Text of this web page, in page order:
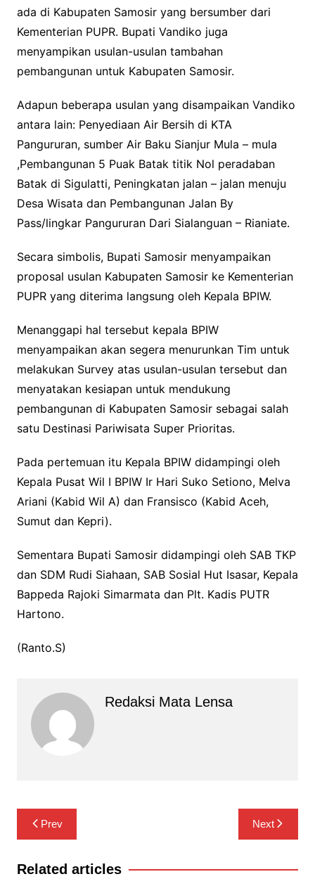
ada di Kabupaten Samosir yang bersumber dari
Kementerian PUPR. Bupati Vandiko juga
menyampikan usulan-usulan tambahan
pembangunan untuk Kabupaten Samosir.
Adapun beberapa usulan yang disampaikan Vandiko
antara lain: Penyediaan Air Bersih di KTA
Pangururan, sumber Air Baku Sianjur Mula – mula
,Pembangunan 5 Puak Batak titik Nol peradaban
Batak di Sigulatti, Peningkatan jalan – jalan menuju
Desa Wisata dan Pembangunan Jalan By
Pass/lingkar Pangururan Dari Sialanguan – Rianiate.
Secara simbolis, Bupati Samosir menyampaikan
proposal usulan Kabupaten Samosir ke Kementerian
PUPR yang diterima langsung oleh Kepala BPIW.
Menanggapi hal tersebut kepala BPIW
menyampaikan akan segera menurunkan Tim untuk
melakukan Survey atas usulan-usulan tersebut dan
menyatakan kesiapan untuk mendukung
pembangunan di Kabupaten Samosir sebagai salah
satu Destinasi Pariwisata Super Prioritas.
Pada pertemuan itu Kepala BPIW didampingi oleh
Kepala Pusat Wil I BPIW Ir Hari Suko Setiono, Melva
Ariani (Kabid Wil A) dan Fransisco (Kabid Aceh,
Sumut dan Kepri).
Sementara Bupati Samosir didampingi oleh SAB TKP
dan SDM Rudi Siahaan, SAB Sosial Hut Isasar, Kepala
Bappeda Rajoki Simarmata dan Plt. Kadis PUTR
Hartono.
(Ranto.S)
Redaksi Mata Lensa
Navigasi
pos
Prev Next
Related articles